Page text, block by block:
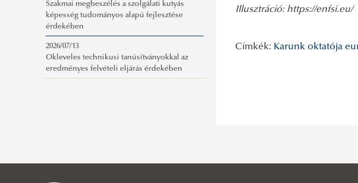
Szakmai megbeszélés a szolgálati kutyás
képesség tudományos alapú fejlesztése
érdekében
2026/07/13
Okleveles technikusi tanúsítványokkal az
eredményes felvételi eljárás érdekében
Illusztráció: https://enfsi.eu/
Címkék: Karunk oktatója